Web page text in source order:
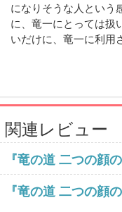
になりそうな人という
に、竜一にとっては扱
いだけに、竜一に利用
関連レビュー
『竜の道 二つの顔
『竜の道 二つの顔